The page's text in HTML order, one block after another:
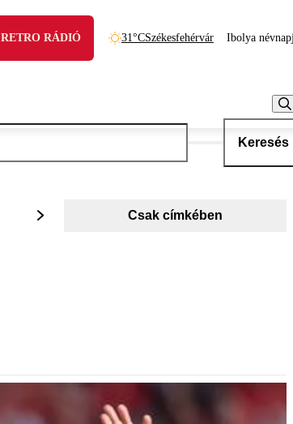
RETRO RÁDIÓ 31°CSzékesfehérvár Ibolya
Keresés
Csak címkében